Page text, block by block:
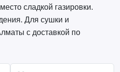
сладкой газировки.
Для сушки и
с доставкой по